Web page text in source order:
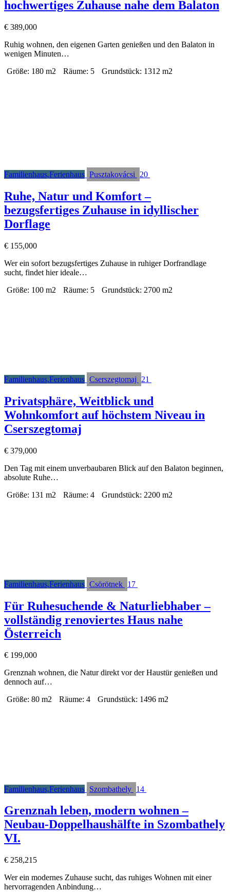
hochwertiges Zuhause nahe dem Balaton
€ 389,000
Ruhig wohnen, den eigenen Garten genießen und den Balaton in
wenigen Minuten…
Größe: 180 m2 Räume: 5 Grundstück: 1312 m2
Familienhaus,Ferienhaus Pusztakovácsi 20
Ruhe, Natur und Komfort –
bezugsfertiges Zuhause in idyllischer
Dorflage
€ 155,000
Wer ein sofort bezugsfertiges Zuhause in ruhiger Dorfrandlage
sucht, findet hier ideale…
Größe: 100 m2 Räume: 5 Grundstück: 2700 m2
Familienhaus,Ferienhaus Cserszegtomaj 21
Privatsphäre, Weitblick und
Wohnkomfort auf höchstem Niveau in
Cserszegtomaj
€ 379,000
Den Tag mit einem unverbaubaren Blick auf den Balaton beginnen,
absolute Ruhe…
Größe: 131 m2 Räume: 4 Grundstück: 2200 m2
Familienhaus,Ferienhaus Csörötnek 17
Für Ruhesuchende & Naturliebhaber –
vollständig renoviertes Haus nahe
Österreich
€ 199,000
Grenznah wohnen, die Natur direkt vor der Haustür genießen und
dennoch auf…
Größe: 80 m2 Räume: 4 Grundstück: 1496 m2
Familienhaus,Ferienhaus Szombathely 14
Grenznah leben, modern wohnen –
Neubau-Doppelhaushälfte in Szombathely
VI.
€ 258,215
Wer ein modernes Zuhause sucht, das ruhiges Wohnen mit einer
hervorragenden Anbindung…